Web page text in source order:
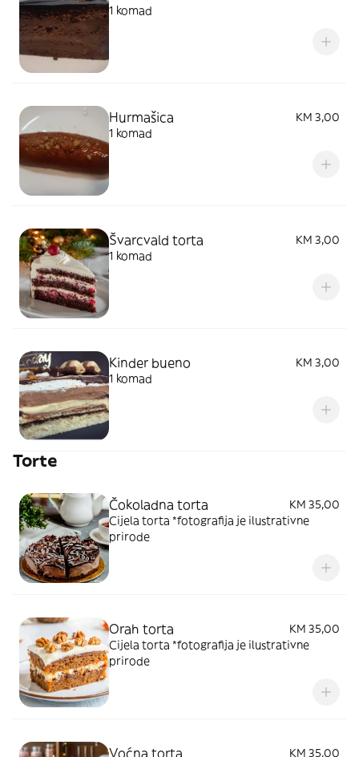
1 komad
Hurmašica
KM 3,00
1 komad
Švarcvald torta
KM 3,00
1 komad
Kinder bueno
KM 3,00
1 komad
Torte
Čokoladna torta
KM 35,00
Cijela torta *fotografija je ilustrativne
prirode
Orah torta
KM 35,00
Cijela torta *fotografija je ilustrativne
prirode
Voćna torta
KM 35,00